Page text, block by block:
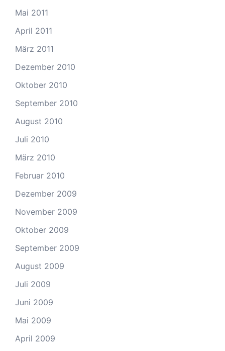
Mai 2011
April 2011
März 2011
Dezember 2010
Oktober 2010
September 2010
August 2010
Juli 2010
März 2010
Februar 2010
Dezember 2009
November 2009
Oktober 2009
September 2009
August 2009
Juli 2009
Juni 2009
Mai 2009
April 2009